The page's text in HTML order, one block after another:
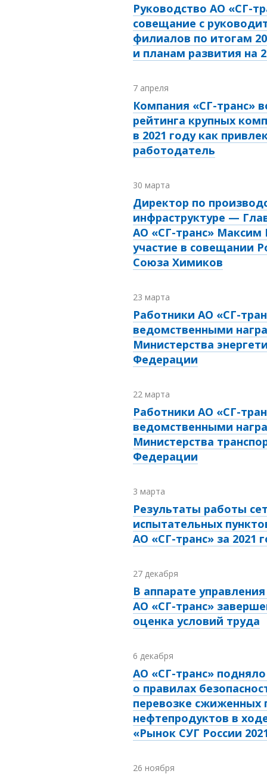
Руководство АО «СГ-
совещание с
филиалов по итогам
и планам развития на
7 апреля
Компания «СГ-транс»
рейтинга крупных
в 2021 году как
работодатель
30 марта
Директор по
инфраструктуре —
АО «СГ-транс» Максим
участие в совещании
Союза Химиков
23 марта
Работники АО «СГ-
ведомственными
Министерства
Федерации
22 марта
Работники АО «СГ-
ведомственными
Министерства
Федерации
3 марта
Результаты работы
испытательных
АО «СГ-транс» за 2021
27 декабря
В аппарате
АО «СГ-транс»
оценка условий труда
6 декабря
АО «СГ-транс»
о правилах
перевозке сжиженных
нефтепродуктов в
«Рынок СУГ России
26 ноября